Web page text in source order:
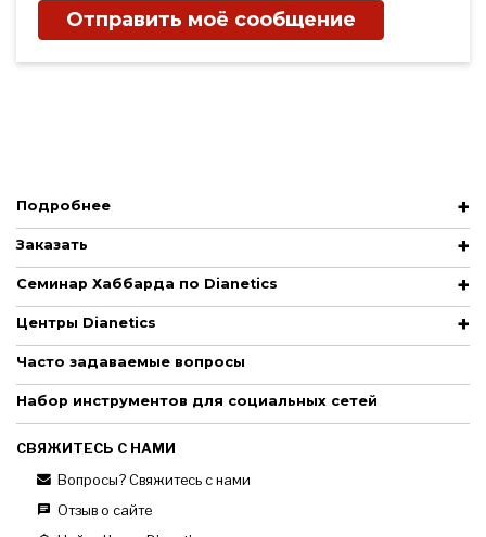
Отправить моё сообщение
Подробнее
Заказать
Семинар Хаббарда по Dianetics
Центры Dianetics
Часто задаваемые вопросы
Набор инструментов для социальных сетей
СВЯЖИТЕСЬ С НАМИ
Вопросы? Свяжитесь с нами
Отзыв о сайте